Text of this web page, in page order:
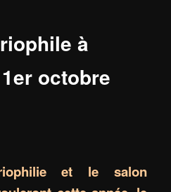
à
octobre
et le salon